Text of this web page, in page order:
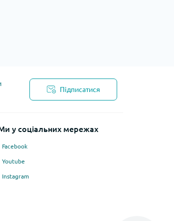
Підписатися
у соціальних мережах
Facebook
Youtube
Instagram